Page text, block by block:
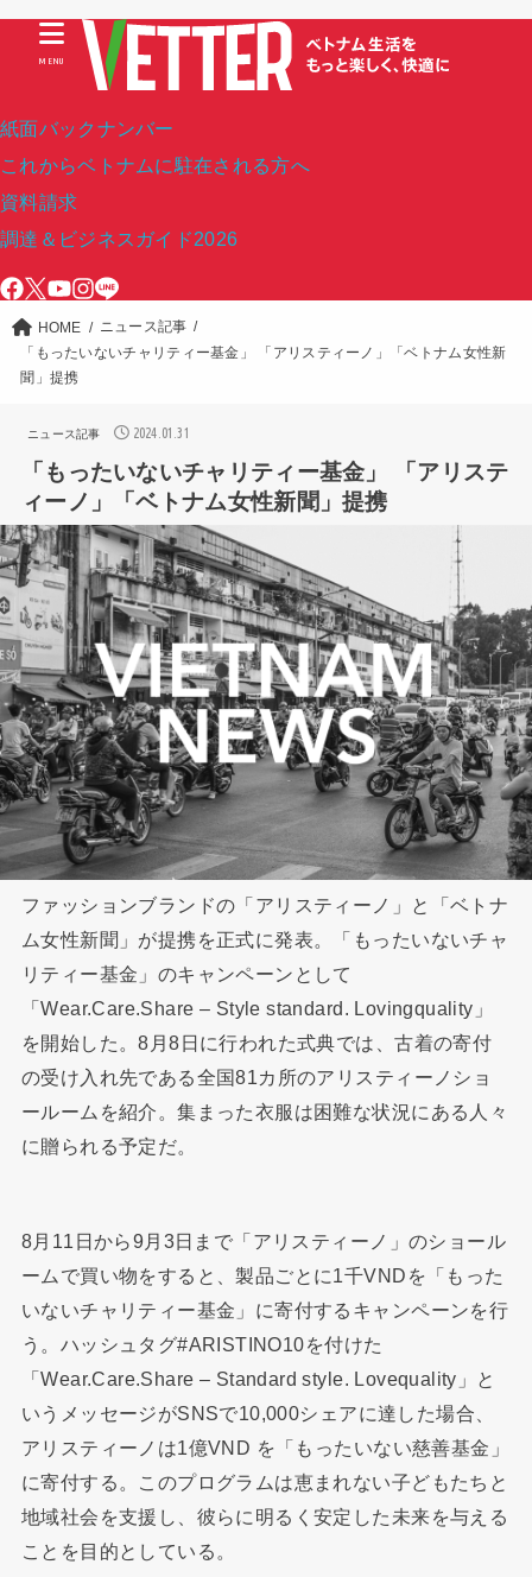
紙面バックナンバー
これからベトナムに駐在される方へ
資料請求
調達＆ビジネスガイド2026
MENU
HOME
ニュース記事
「もったいないチャリティー基金」 「アリスティーノ」「ベトナム女性新
聞」提携
ニュース記事 2024.01.31
「もったいないチャリティー基金」 「アリステ
ィーノ」「ベトナム女性新聞」提携
ファッションブランドの「アリスティーノ」と「ベトナ
ム女性新聞」が提携を正式に発表。「もったいないチャ
リティー基金」のキャンペーンとして
「Wear.Care.Share – Style standard. Lovingquality」
を開始した。8月8日に行われた式典では、古着の寄付
の受け入れ先である全国81カ所のアリスティーノショ
ールームを紹介。集まった衣服は困難な状況にある人々
に贈られる予定だ。
8月11日から9月3日まで「アリスティーノ」のショール
ームで買い物をすると、製品ごとに1千VNDを「もった
いないチャリティー基金」に寄付するキャンペーンを行
う。ハッシュタグ#ARISTINO10を付けた
「Wear.Care.Share – Standard style. Lovequality」と
いうメッセージがSNSで10,000シェアに達した場合、
アリスティーノは1億VND を「もったいない慈善基金」
に寄付する。このプログラムは恵まれない子どもたちと
地域社会を支援し、彼らに明るく安定した未来を与える
ことを目的としている。